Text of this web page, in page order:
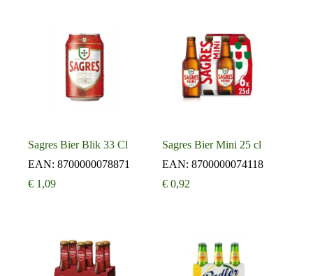
Sagres Bier Blik 33 Cl
EAN: 8700000078871
€ 1,09
Sagres Bier Mini 25 cl
EAN:8700000074118
€ 0,92